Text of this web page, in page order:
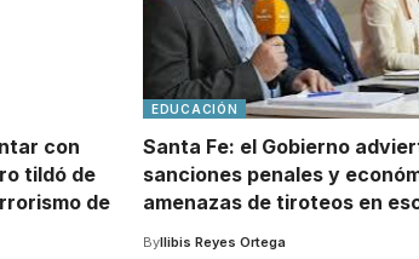
con
tildó de
de
EDUCACIÓN
Santa Fe: el Gobierno
sanciones penales y
amenazas de tiroteos en
ByIlibis Reyes Ortega